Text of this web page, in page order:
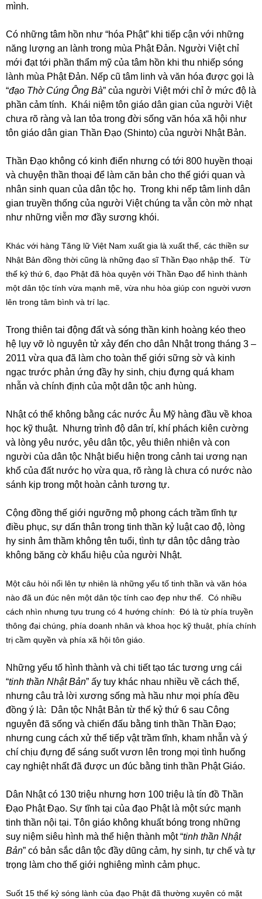
mình.
Có những tâm hồn như “hóa Phật” khi tiếp cận với những
năng lượng an lành trong mùa Phật Đản. Người Việt chỉ
mới đạt tới phần thẩm mỹ của tâm hồn khi thu nhiếp sóng
lành mùa Phật Đản. Nếp cũ tâm linh và văn hóa được gọi là
“đạo Thờ Cúng Ông Bà” của người Việt mới chỉ ở mức độ là
phần cảm tính. Khái niệm tôn giáo dân gian của người Việt
chưa rõ ràng và lan tỏa trong đời sống văn hóa xã hội như
tôn giáo dân gian Thần Đạo (Shinto) của người Nhật Bản.
Thần Đạo không có kinh điển nhưng có tới 800 huyền thoại
và chuyện thần thoại để làm căn bản cho thế giới quan và
nhân sinh quan của dân tộc họ. Trong khi nếp tâm linh dân
gian truyền thống của người Việt chúng ta vẫn còn mờ nhạt
như những viễn mơ đầy sương khói.
Khác với hàng Tăng lữ Việt Nam xuất gia là xuất thế, các thiền sư
Nhật Bản đồng thời cũng là những đạo sĩ Thần Đạo nhập thế. Từ
thế kỷ thứ 6, đạo Phật đã hòa quyện với Thần Đạo để hình thành
một dân tộc tính vừa mạnh mẽ, vừa nhu hòa giúp con người vươn
lên trong tâm bình và trí lạc.
Trong thiên tai động đất và sóng thần kinh hoàng kéo theo
hệ lụy vỡ lò nguyên tử xảy đến cho dân Nhật trong tháng 3 –
2011 vừa qua đã làm cho toàn thế giới sững sờ và kinh
ngạc trước phản ứng đầy hy sinh, chịu đựng quá kham
nhẫn và chính định của một dân tộc anh hùng.
Nhật có thể không bằng các nước Âu Mỹ hàng đầu về khoa
học kỹ thuật. Nhưng trình độ dân trí, khí phách kiên cường
và lòng yêu nước, yêu dân tộc, yêu thiên nhiên và con
người của dân tộc Nhật biểu hiện trong cảnh tai ương nạn
khổ của đất nước họ vừa qua, rõ ràng là chưa có nước nào
sánh kịp trong một hoàn cảnh tương tự.
Cộng đồng thế giới ngưỡng mộ phong cách trầm tĩnh tự
điều phục, sự dấn thân trong tinh thần kỷ luật cao độ, lòng
hy sinh âm thầm không tên tuổi, tình tự dân tộc dâng trào
không băng cờ khẩu hiệu của người Nhật.
Một câu hỏi nổi lên tự nhiên là những yếu tố tinh thần và văn hóa
nào đã un đúc nên một dân tộc tính cao đẹp như thế. Có nhiều
cách nhìn nhưng tựu trung có 4 hướng chính: Đó là từ phía truyền
thông đại chúng, phía doanh nhân và khoa học kỹ thuật, phía chính
trị cầm quyền và phía xã hội tôn giáo.
Những yếu tố hình thành và chi tiết tạo tác tương ưng cái
“tinh thần Nhật Bản” ấy tuy khác nhau nhiều về cách thế,
nhưng câu trả lời xương sống mà hầu như mọi phía đều
đồng ý là: Dân tộc Nhật Bản từ thế kỷ thứ 6 sau Công
nguyên đã sống và chiến đấu bằng tinh thần Thần Đạo;
nhưng cung cách xử thế tiếp vật trầm tĩnh, kham nhẫn và ý
chí chịu đựng để sáng suốt vươn lên trong mọi tình huống
cay nghiệt nhất đã được un đúc bằng tinh thần Phật Giáo.
Dân Nhật có 130 triệu nhưng hơn 100 triệu là tín đồ Thần
Đạo Phật Đạo. Sự tĩnh tại của đạo Phật là một sức mạnh
tinh thần nội tại. Tôn giáo không khuất bóng trong những
suy niệm siêu hình mà thể hiện thành một “tinh thần Nhật
Bản” có bản sắc dân tộc đầy dũng cảm, hy sinh, tự chế và tự
trọng làm cho thế giới nghiêng mình cảm phục.
Suốt 15 thế kỷ sóng lành của đạo Phật đã thường xuyên có mặt